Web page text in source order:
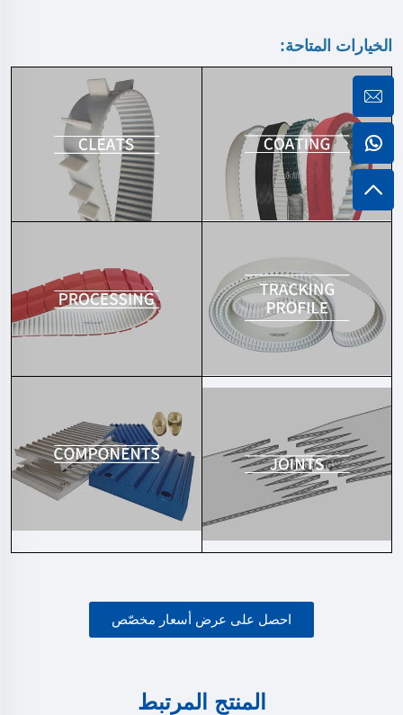
الخيارات المتاحة:
احصل على عرض أسعار مخصّص
المنتج المرتبط